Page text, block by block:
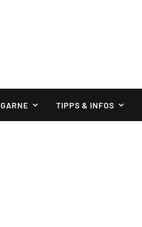
GARNE TIPPS & INFOS